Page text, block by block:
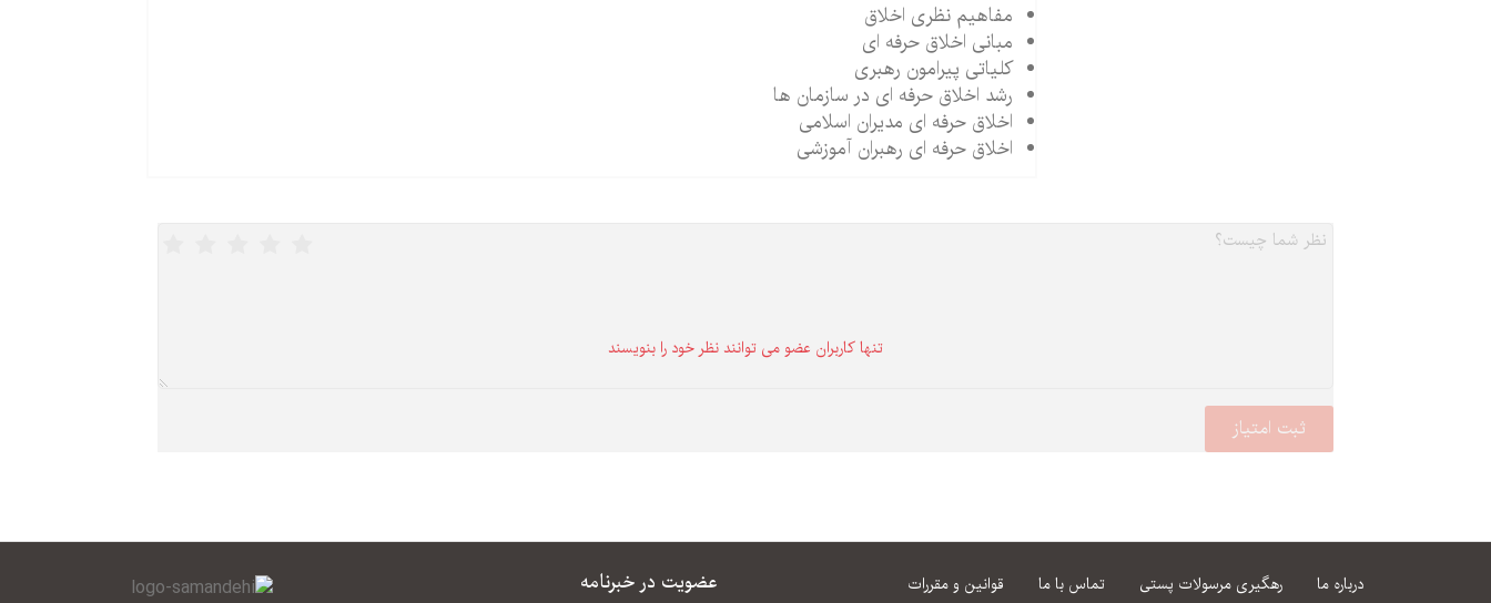
مفاهیم نظری اخلاق
مبانی اخلاق حرفه ای
کلیاتی پیرامون رهبری
رشد اخلاق حرفه ای در سازمان ها
اخلاق حرفه ای مدیران اسلامی
اخلاق حرفه ای رهبران آموزشی
تنها كاربران عضو می توانند نظر خود را بنویسند
درباره ما رهگیری مرسولات پستی تماس با ما قوانین و مقررات عضویت در خبرنامه